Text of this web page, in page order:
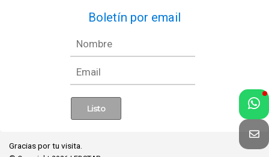
Boletín por email
Gracias por tu visita.